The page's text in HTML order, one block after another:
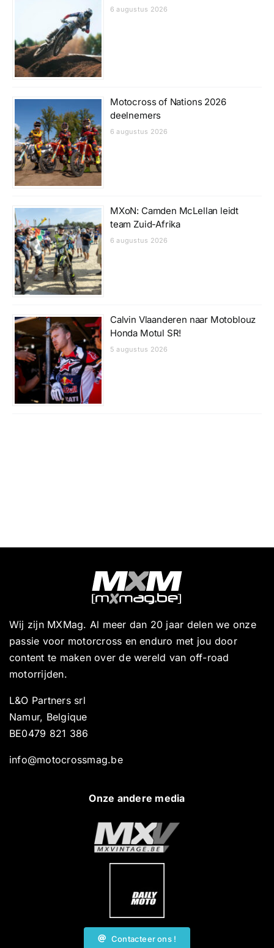
6 augustus 2026
Motocross of Nations 2026
deelnemers
6 augustus 2026
MXoN: Camden McLellan leidt
team Zuid-Afrika
6 augustus 2026
Calvin Vlaanderen naar Motoblouz
Honda Motul SR!
5 augustus 2026
Wij zijn MXMag. Al meer dan 20 jaar delen we onze
passie voor motorcross en enduro met jou door
content te maken over de wereld van off-road
motorrijden.
L&O Partners srl
Namur, Belgique
BE0479 821 386
info@motocrossmag.be
Onze andere media
Contacteer ons !